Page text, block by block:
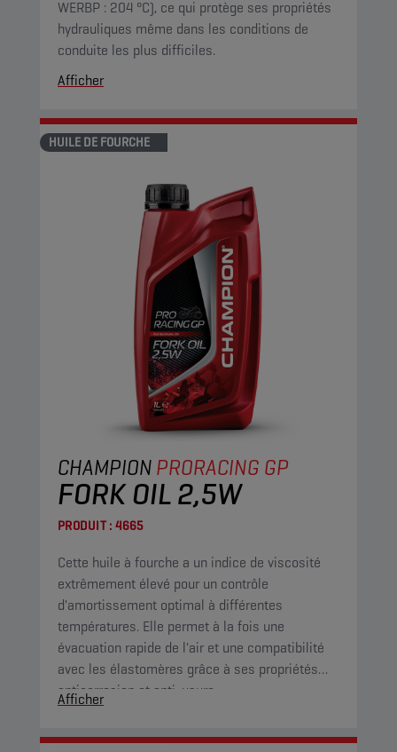
WERBP : 204 °C), ce qui protège ses propriétés
hydrauliques même dans les conditions de
conduite les plus difficiles.
Afficher
HUILE DE FOURCHE
CHAMPIONPRORACING GP
FORK OIL 2,5W
PRODUIT : 4665
Cette huile à fourche a un indice de viscosité
extrêmement élevé pour un contrôle
d'amortissement optimal à différentes
températures. Elle permet à la fois une
évacuation rapide de l'air et une compatibilité
avec les élastomères grâce à ses propriétés
anticorrosion et anti-usure.
Afficher